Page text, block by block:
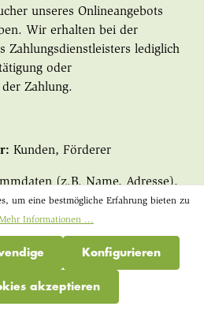
unseres Onlineangebots
Wir erhalten bei der
Zahlungsdienstleisters lediglich
oder
Zahlung.
Kunden, Förderer
(z.B. Name, Adresse),
Rechnungen,
(z.B.
Meta- und
(z.B. Geräte-Information, IP-
um eine bestmögliche Erfahrung bieten zu
Informationen ...
Konfigurieren
akzeptieren